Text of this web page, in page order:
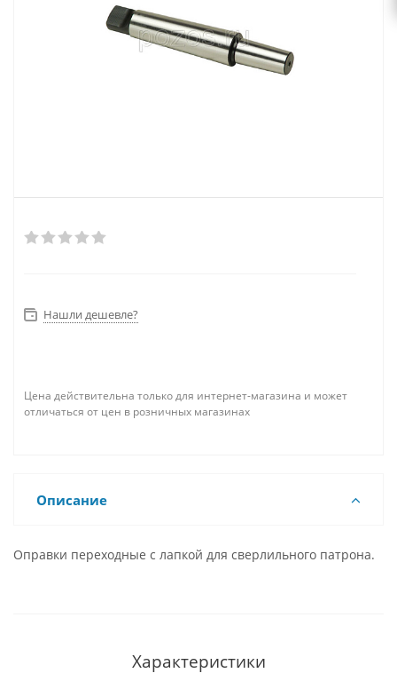
Нашли дешевле?
Цена действительна только для интернет-магазина и может
отличаться от цен в розничных магазинах
Описание
Оправки переходные c лапкой для сверлильного патрона.
Характеристики